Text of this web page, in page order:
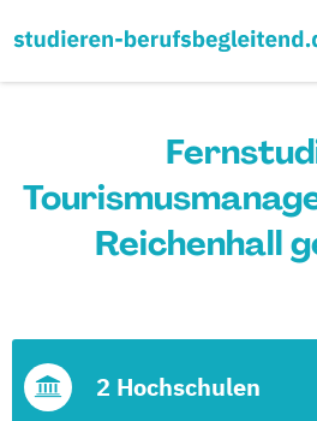
Reichenhall
2 Hochschulen